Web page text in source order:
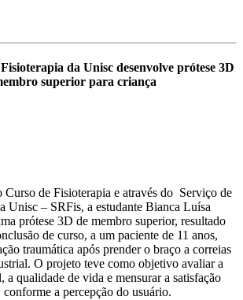
da Unisc desenvolve prótese 3D
superior para criança
de Fisioterapia e através do Serviço de
Unisc – SRFis, a estudante Bianca Luísa
prótese 3D de membro superior, resultado
de curso, a um paciente de 11 anos,
traumática após prender o braço a correias
O projeto teve como objetivo avaliar a
a qualidade de vida e mensurar a satisfação
conforme a percepção do usuário.